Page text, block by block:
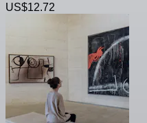
US$12.72